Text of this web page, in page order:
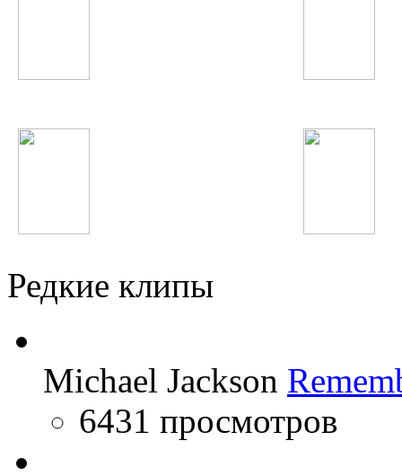
Редкие клипы
Michael Jackson
6431 просмотров